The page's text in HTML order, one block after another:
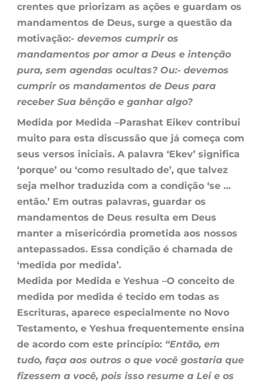
crentes que priorizam as ações e guardam os
mandamentos de Deus, surge a questão da
motivação:- devemos cumprir os
mandamentos por amor a Deus e intenção
pura, sem agendas ocultas? Ou:- devemos
cumprir os mandamentos de Deus para
receber Sua bênção e ganhar algo?
Medida por Medida –Parashat Eikev contribui
muito para esta discussão que já começa com
seus versos iniciais. A palavra ‘Ekev’ significa
‘porque’ ou ‘como resultado de’, que talvez
seja melhor traduzida com a condição ‘se …
então.’ Em outras palavras, guardar os
mandamentos de Deus resulta em Deus
manter a misericórdia prometida aos nossos
antepassados. Essa condição é chamada de
‘medida por medida’.
Medida por Medida e Yeshua –O conceito de
medida por medida é tecido em todas as
Escrituras, aparece especialmente no Novo
Testamento, e Yeshua frequentemente ensina
de acordo com este princípio: “Então, em
tudo, faça aos outros o que você gostaria que
fizessem a você, pois isso resume a Lei e os